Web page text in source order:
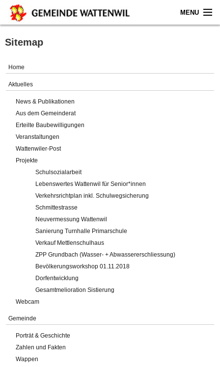
MENU
Home
Gemeinde
Verwaltung
Online-Service
Impressum
Sitemap
Home
Aktuelles
News & Publikationen
Aus dem Gemeinderat
Erteilte Baubewilligungen
Veranstaltungen
Wattenwiler-Post
Projekte
Schulsozialarbeit
Lebenswertes Wattenwil für Senior*innen
Verkehrsrichtplan inkl. Schulwegsicherung
Schmittestrasse
Neuvermessung Wattenwil
Sanierung Turnhalle Primarschule
Verkauf Mettlenschulhaus
ZPP Grundbach (Wasser- + Abwassererschliessung)
Bevölkerungsworkshop 01.11.2018
Dorfentwicklung
Gesamtmelioration Sistierung
Webcam
Gemeinde
Porträt & Geschichte
Zahlen und Fakten
Wappen